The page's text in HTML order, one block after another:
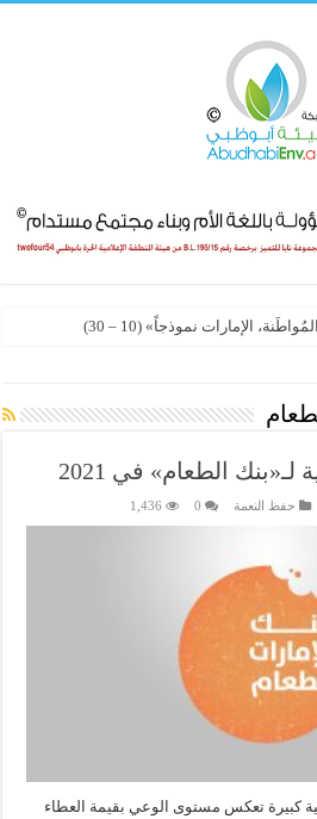
الإمارات نموذجاً» (10 – 30)
حفظ النعمة 0
1,436
كبيرة تعكس مستوى الوعي بقيمة العطاء